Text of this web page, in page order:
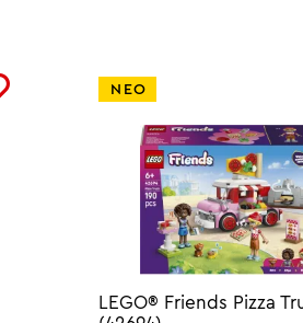
ΝΕΟ
LEGO® Friends Pizza